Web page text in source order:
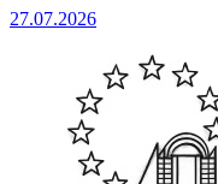
27.07.2026